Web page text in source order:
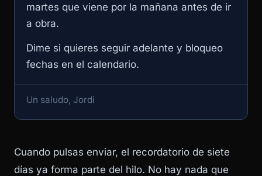
martes que viene por la mañana antes de ir
a obra.
Dime si quieres seguir adelante y bloqueo
fechas en el calendario.
Un saludo, Jordi
Cuando pulsas enviar, el recordatorio de siete
días ya forma parte del hilo. No hay nada que